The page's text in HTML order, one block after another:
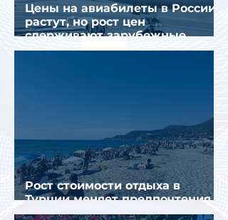
Цены на авиабилеты в России
растут, но рост цен
сдерживают зарубежные
конкуренты
Рост стоимости отдыха в
Турции меняет предпочтения
туристов